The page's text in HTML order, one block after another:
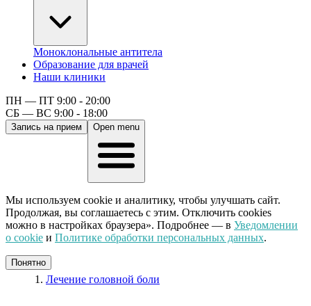
Моноклональные антитела
Образование для врачей
Наши клиники
ПН — ПТ 9:00 - 20:00
СБ — ВС 9:00 - 18:00
Запись на прием Open menu
Мы используем cookie и аналитику, чтобы улучшать сайт.
Продолжая, вы соглашаетесь с этим. Отключить cookies
можно в настройках браузера». Подробнее — в Уведомлении
о cookie и Политике обработки персональных данных.
Понятно
Лечение головной боли